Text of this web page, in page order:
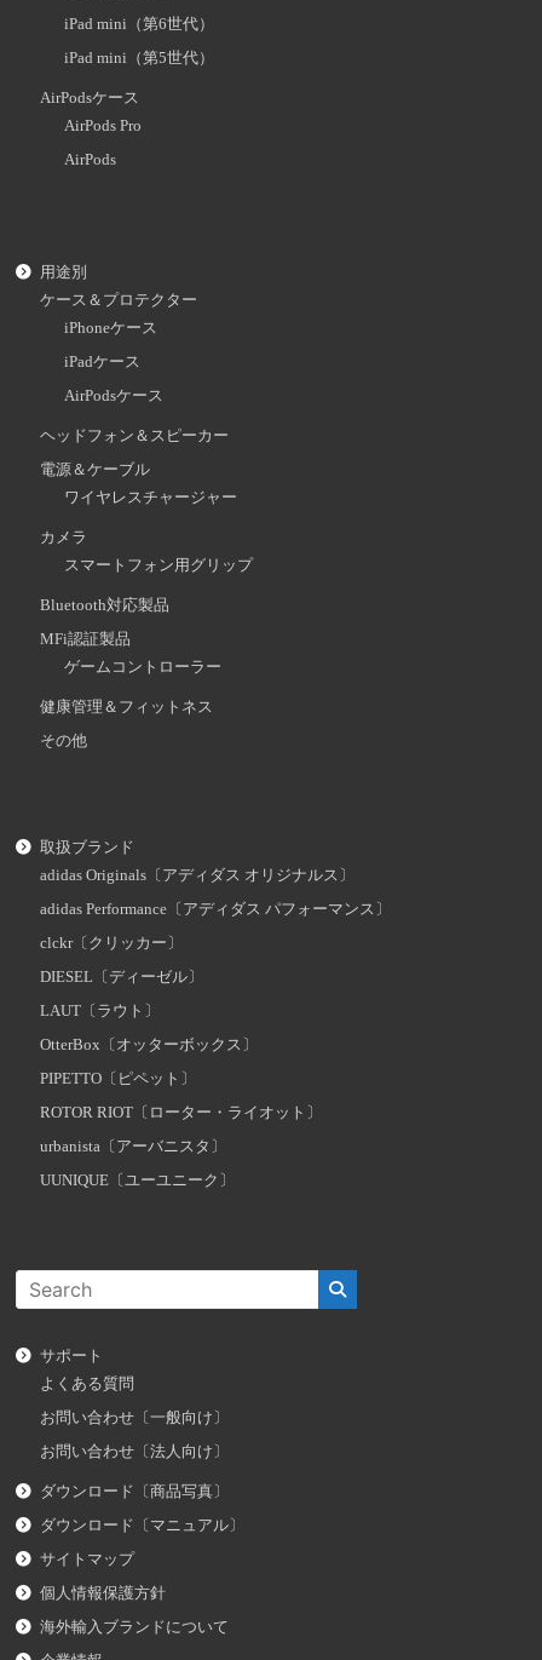
iPad mini（第6世代）
iPad mini（第5世代）
AirPodsケース
AirPods Pro
AirPods
用途別
ケース＆プロテクター
iPhoneケース
iPadケース
AirPodsケース
ヘッドフォン＆スピーカー
電源＆ケーブル
ワイヤレスチャージャー
カメラ
スマートフォン用グリップ
Bluetooth対応製品
MFi認証製品
ゲームコントローラー
健康管理＆フィットネス
その他
取扱ブランド
adidas Originals〔アディダス オリジナルス〕
adidas Performance〔アディダス パフォーマンス〕
clckr〔クリッカー〕
DIESEL〔ディーゼル〕
LAUT〔ラウト〕
OtterBox〔オッターボックス〕
PIPETTO〔ピペット〕
ROTOR RIOT〔ローター・ライオット〕
urbanista〔アーバニスタ〕
UUNIQUE〔ユーユニーク〕
サポート
よくある質問
お問い合わせ〔一般向け〕
お問い合わせ〔法人向け〕
ダウンロード〔商品写真〕
ダウンロード〔マニュアル〕
サイトマップ
個人情報保護方針
海外輸入ブランドについて